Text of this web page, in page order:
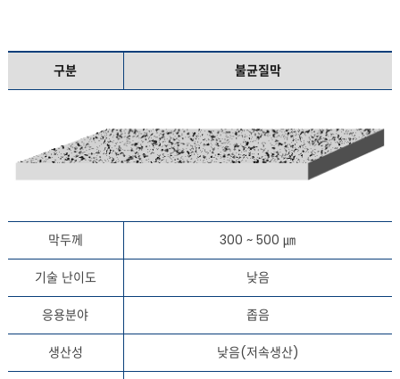
구분 불균질막
막두께 300 ~ 500 ㎛
기술 난이도 낮음
응용분야 좁음
생산성 낮음(저속생산)